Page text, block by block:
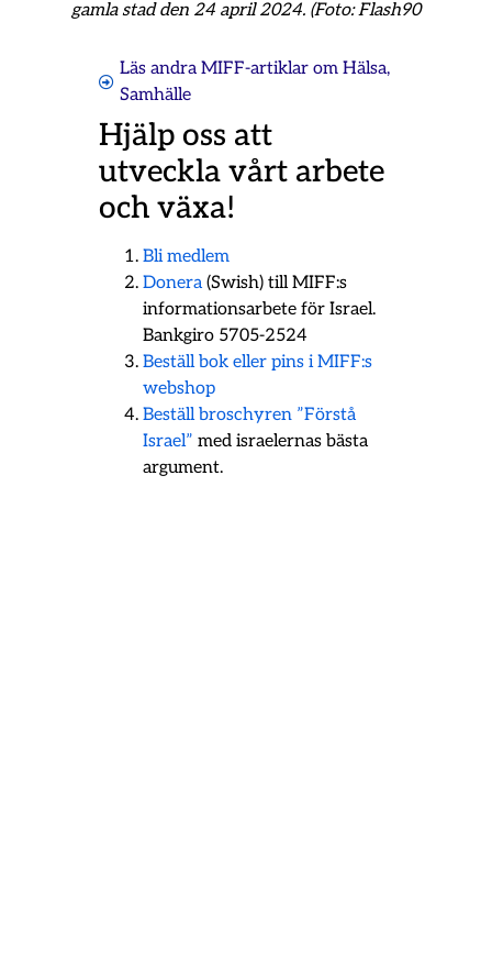
gamla stad den 24 april 2024. (Foto: Flash90
Läs andra MIFF-artiklar om Hälsa,
Samhälle
Hjälp oss att
utveckla vårt arbete
och växa!
Bli medlem
Donera(Swish) till MIFF:s
informationsarbete för Israel.
Bankgiro 5705-2524
Beställ bok eller pins i MIFF:s
webshop
Beställ broschyren ”Förstå
Israel” med israelernas bästa
argument.